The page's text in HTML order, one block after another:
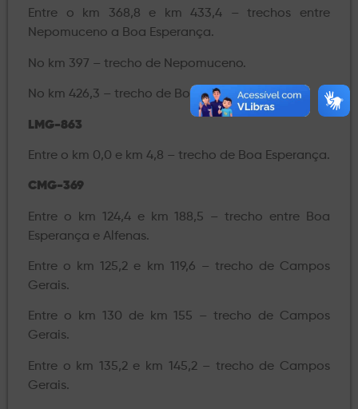
Entre o km 368,8 e km 433,4 – trechos entre
Nepomuceno a Boa Esperança.
No km 397 – trecho de Nepomuceno.
No km 426,3 – trecho de Boa Esperança.
LMG-863
Entre o km 0,0 e km 4,8 – trecho de Boa Esperança.
CMG-369
Entre o km 124,4 e km 188,5 – trecho entre Boa
Esperança e Alfenas.
Entre o km 125,2 e km 119,6 – trecho de Campos
Gerais.
Entre o km 130 de km 155 – trecho de Campos
Gerais.
Entre o km 135,2 e km 145,2 – trecho de Campos
Gerais.